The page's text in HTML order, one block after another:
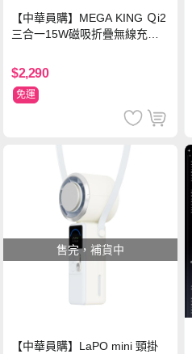
【中華員購】MEGA KING Ｑi2
三合一15W磁吸折疊無線充電
$2,290
免運
售完，補貨中
【中華員購】LaPO mini 頸掛